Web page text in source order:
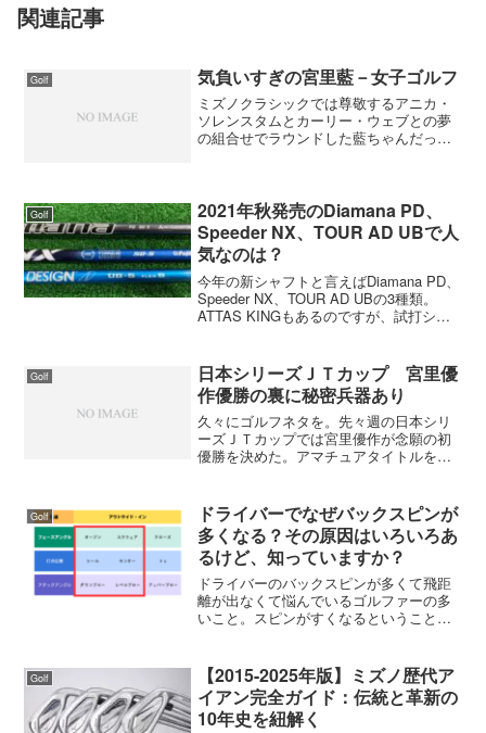
関連記事
Golf 気負いすぎの宮里藍－女子ゴルフ
ミズノクラシックでは尊敬するアニカ・
ソレンスタムとカーリー・ウェブとの夢
の組合せでラウンドした藍ちゃんだった
が覚めれば明日はいいゴル...
Golf
2021年秋発売のDiamana PD、
Speeder NX、TOUR AD UBで人
気なのは？
今年の新シャフトと言えばDiamana PD、
Speeder NX、TOUR AD UBの3種類。
ATTAS KINGもあるのですが、試打シャ
番人気があり、実...
Golf
日本シリーズＪＴカップ 宮里優
作優勝の裏に秘密兵器あり
久々にゴルフネタを。先々週の日本シリ
ーズＪＴカップでは宮里優作が念願の初
優勝を決めた。アマチュアタイトルを総
た。いつ勝ってもおかしくない技術の持
ち主だったのに優勝がかか...
Golf
ドライバーでなぜバックスピンが
多くなる？その原因はいろいろあ
るけど、知っていますか？
ドライバーのバックスピンが多くて飛距
離が出なくて悩んでいるゴルファーの多
いこと。スピンがすくなるということだ
が、根本的に自分のスウィングやクラブ
の軌道がわかっていますか？...
Golf
【2015-2025年版】ミズノ歴代ア
イアン完全ガイド：伝統と革新の
10年史を紐解く